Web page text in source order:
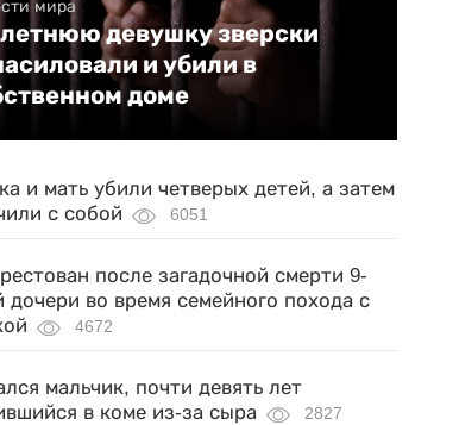
мира
девушку зверски
и убили в
доме
и мать убили четверых детей, а затем
с собой
6051
после загадочной смерти 9-
дочери во время семейного похода с
4672
мальчик, почти девять лет
в коме из-за сыра
2827